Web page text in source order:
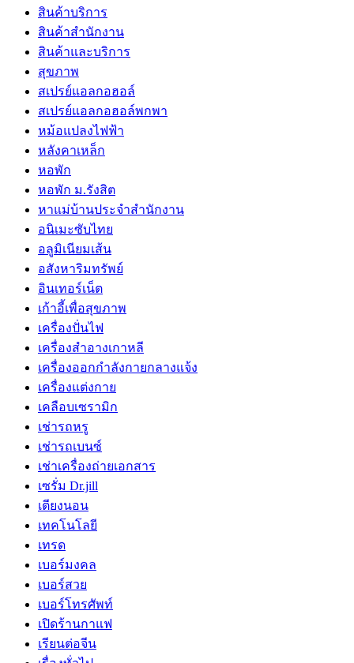
สินค้าบริการ
สินค้าสํานักงาน
สินค้าและบริการ
สุขภาพ
สเปรย์แอลกอฮอล์
สเปรย์แอลกอฮอล์พกพา
หม้อแปลงไฟฟ้า
หลังคาเหล็ก
หอพัก
หอพัก ม.รังสิต
หาแม่บ้านประจำสำนักงาน
อนิเมะซับไทย
อลูมิเนียมเส้น
อสังหาริมทรัพย์
อินเทอร์เน็ต
เก้าอี้เพื่อสุขภาพ
เครื่องปั่นไฟ
เครื่องสำอางเกาหลี
เครื่องออกกำลังกายกลางแจ้ง
เครื่องแต่งกาย
เคลือบเซรามิก
เช่ารถหรู
เช่ารถเบนซ์
เช่าเครื่องถ่ายเอกสาร
เซรั่ม Dr.jill
เตียงนอน
เทคโนโลยี
เทรด
เบอร์มงคล
เบอร์สวย
เบอร์โทรศัพท์
เปิดร้านกาแฟ
เรียนต่อจีน